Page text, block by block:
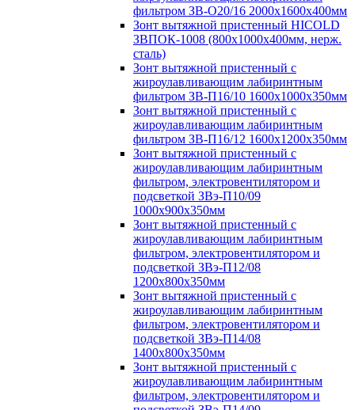
фильтром ЗВ-О20/16 2000х1600х400мм
Зонт вытяжной пристенный HICOLD
ЗВПОК-1008 (800х1000х400мм, нерж.
сталь)
Зонт вытяжной пристенный с
жироулавливающим лабиринтным
фильтром ЗВ-П16/10 1600х1000х350мм
Зонт вытяжной пристенный с
жироулавливающим лабиринтным
фильтром ЗВ-П16/12 1600х1200х350мм
Зонт вытяжной пристенный с
жироулавливающим лабиринтным
фильтром, электровентилятором и
подсветкой ЗВэ-П10/09
1000х900х350мм
Зонт вытяжной пристенный с
жироулавливающим лабиринтным
фильтром, электровентилятором и
подсветкой ЗВэ-П12/08
1200х800х350мм
Зонт вытяжной пристенный с
жироулавливающим лабиринтным
фильтром, электровентилятором и
подсветкой ЗВэ-П14/08
1400х800х350мм
Зонт вытяжной пристенный с
жироулавливающим лабиринтным
фильтром, электровентилятором и